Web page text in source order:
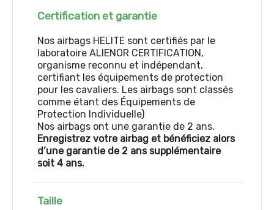
Certification et garantie
Nos airbags HELITE sont certifiés par le
laboratoire ALIENOR CERTIFICATION,
organisme reconnu et indépendant,
certifiant les équipements de protection
pour les cavaliers. Les airbags sont classés
comme étant des Équipements de
Protection Individuelle)
Nos airbags ont une garantie de 2 ans.
Enregistrez votre airbag et bénéficiez alors
d’une garantie de 2 ans supplémentaire
soit 4 ans.
Taille